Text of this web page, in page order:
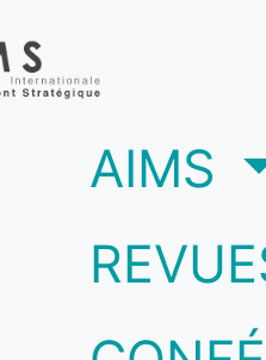
AIMS